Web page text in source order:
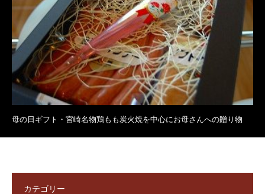
母の日ギフト・宮崎名物鶏もも炭火焼を中心にお母さんへの贈り物
カテゴリー